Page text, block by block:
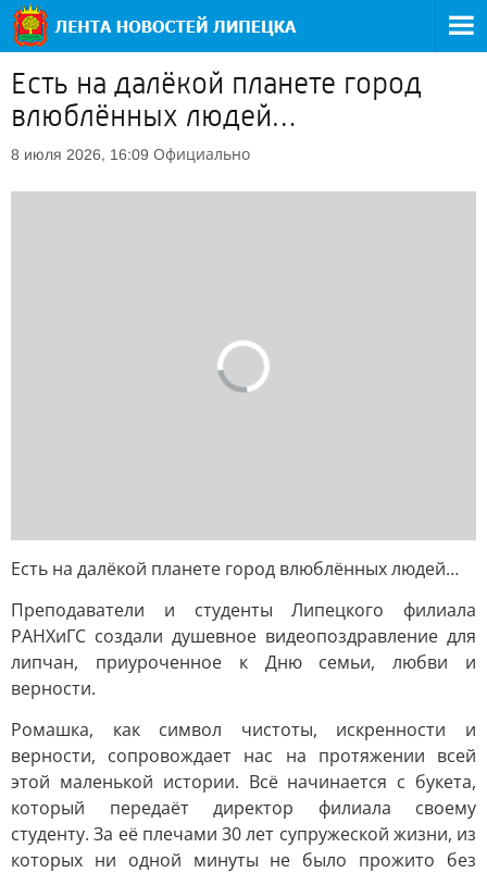
Есть на далёкой планете город
влюблённых людей…
8 июля 2026, 16:09 Официально
Есть на далёкой планете город влюблённых людей…
Преподаватели и студенты Липецкого филиала
РАНХиГС создали душевное видеопоздравление для
липчан, приуроченное к Дню семьи, любви и
верности.
Ромашка, как символ чистоты, искренности и
верности, сопровождает нас на протяжении всей
этой маленькой истории. Всё начинается с букета,
который передаёт директор филиала своему
студенту. За её плечами 30 лет супружеской жизни, из
которых ни одной минуты не было прожито без